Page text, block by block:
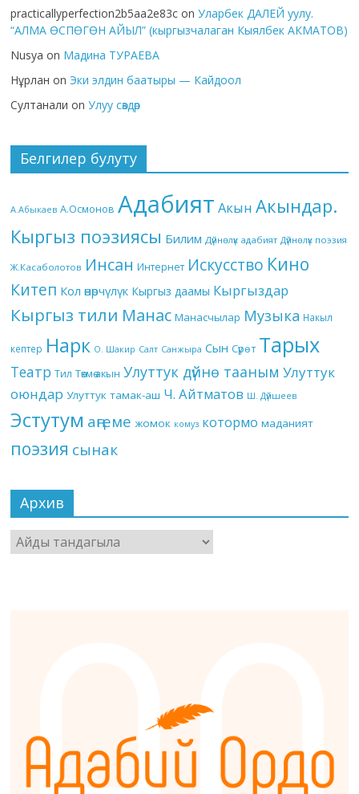
practicallyperfection2b5aa2e83c onУларбек ДАЛЕЙ уулу.
“АЛМА ӨСПӨГӨН АЙЫЛ” (кыргызчалаган Кыялбек АКМАТОВ)
Nusya on Мадина ТУРАЕВА
Нұрлан on Эки элдин баатыры — Кайдоол
Султанали onУлуу сөздөр
Белгилер булуту
А.Абыкаев А.Осмонов Адабият Акын Акындар.
Кыргыз поэзиясы Билим Дүйнөлүк адабият Дүйнөлүк поэзия
Ж.Касаболотов Инсан Интернет Искусство Кино
Китеп Кол өнөрчүлүк Кыргыз даамы Кыргыздар
Кыргыз тили Манас Манасчылар Музыка Накыл
кептер Нарк О. Шакир Салт Санжыра Сын Сүрөт Тарых
Театр Тил Төкмө акын Улуттук дүйнө тааным Улуттук
оюндар Улуттук тамак-аш Ч. Айтматов Ш. Дүйшеев
Эстутум аңгеме жомок комуз котормо маданият
поэзия сынак
Архив
Архив